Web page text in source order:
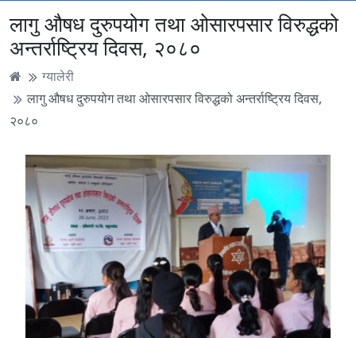
लागु औषध दुरुपयोग तथा ओसारपसार विरुद्धको
अन्तर्राष्ट्रिय दिवस, २०८०
ग्यालेरी
लागु औषध दुरुपयोग तथा ओसारपसार विरुद्धको अन्तर्राष्ट्रिय दिवस,
२०८०